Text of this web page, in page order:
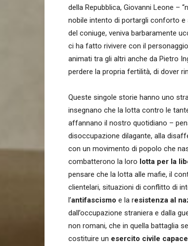
della Repubblica, Giovanni Leone –
nobile intento di portargli conforto
del coniuge, veniva barbaramente
ci ha fatto rivivere con il
animati tra gli altri anche da Pietro
perdere la propria fertilità, di dover
Queste singole storie hanno uno
insegnano che la lotta contro le
affannano il nostro quotidiano –
disoccupazione dilagante, alla
con un movimento di popolo che
combatterono la loro lotta per la
pensare che la lotta alle mafie, il
clientelari, situazioni di conflitto di
l’antifascismo e la resistenza al
dall’occupazione straniera e dalla
non romani, che in quella battaglia
costituire un esercito civile